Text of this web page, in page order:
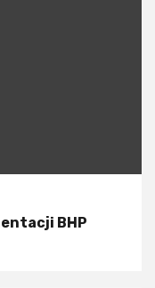
BHP